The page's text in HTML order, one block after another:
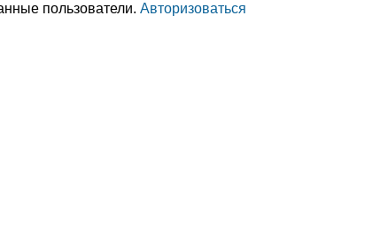
пользователи. Авторизоваться